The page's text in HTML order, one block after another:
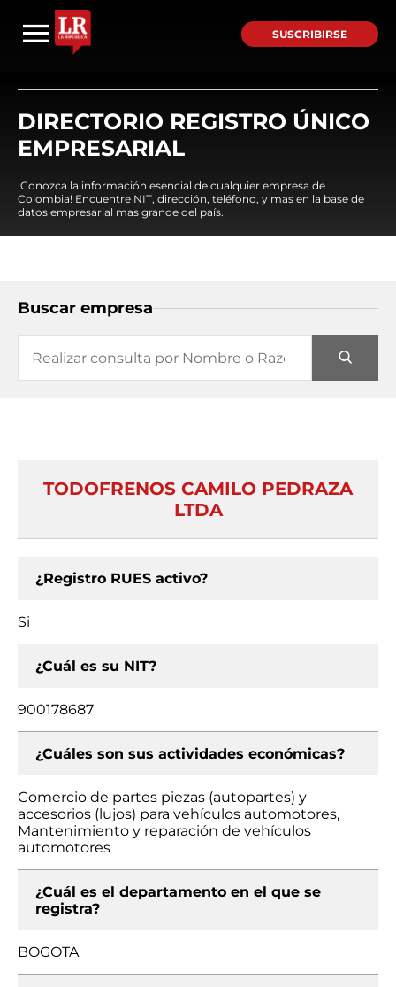
SUSCRIBIRSE
DIRECTORIO REGISTRO ÚNICO
EMPRESARIAL
¡Conozca la información esencial de cualquier empresa de
Colombia! Encuentre NIT, dirección, teléfono, y mas en la base de
datos empresarial mas grande del país.
Buscar empresa
TODOFRENOS CAMILO PEDRAZA
LTDA
¿Registro RUES activo?
Si
¿Cuál es su NIT?
900178687
¿Cuáles son sus actividades económicas?
Comercio de partes piezas (autopartes) y
accesorios (lujos) para vehículos automotores,
Mantenimiento y reparación de vehículos
automotores
¿Cuál es el departamento en el que se
registra?
BOGOTA